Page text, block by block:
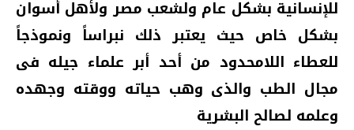
للإنسانية بشكل عام ولشعب مصر ولأهل أسوان
بشكل خاص حيث يعتبر ذلك نبراساً ونموذجاً
للعطاء اللامحدود من أحد أبر علماء جيله فى
مجال الطب والذى وهب حياته ووقته وجهده
وعلمه لصالح البشرية